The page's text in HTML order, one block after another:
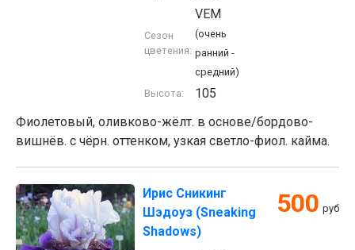
Сезон
цветения:
VEM
(очень
ранний -
средний)
Высота:
105
Фиолетовый, оливково-жёлт. в основе/бордово-
вишнёв. с чёрн. оттенком, узкая светло-фиол. кайма.
Ирис Сникинг
Шэдоуз (Sneaking
Shadows)
500 руб